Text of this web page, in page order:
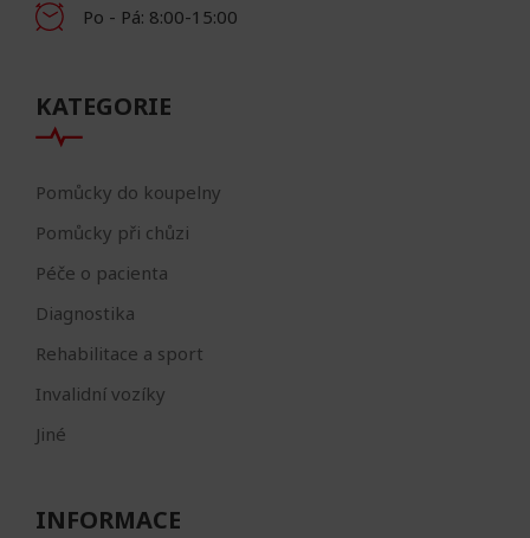
Po - Pá: 8:00-15:00
KATEGORIE
Pomůcky do koupelny
Pomůcky při chůzi
Péče o pacienta
Diagnostika
Rehabilitace a sport
Invalidní vozíky
Jiné
INFORMACE